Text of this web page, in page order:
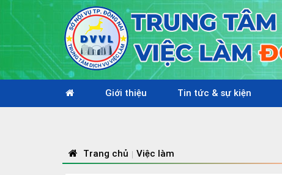
Giới thiệu Tin tức & sự kiện
Trang chủ | Việc làm